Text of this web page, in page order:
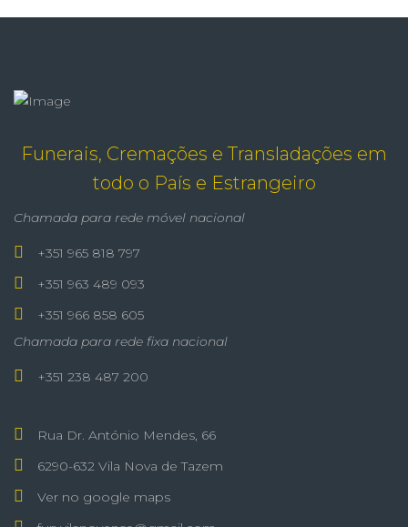
Funerais, Cremações e Transladações em
todo o País e Estrangeiro
Chamada para rede móvel nacional
+351 965 818 797
+351 963 489 093
+351 966 858 605
Chamada para rede fixa nacional
+351 238 487 200
Rua Dr. António Mendes, 66
6290-632 Vila Nova de Tazem
Ver no google maps